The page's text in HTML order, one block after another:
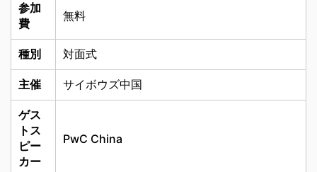
参加
費
無料
種別 対面式
主催 サイボウズ中国
ゲス
トス
ピー
カー
PwC China